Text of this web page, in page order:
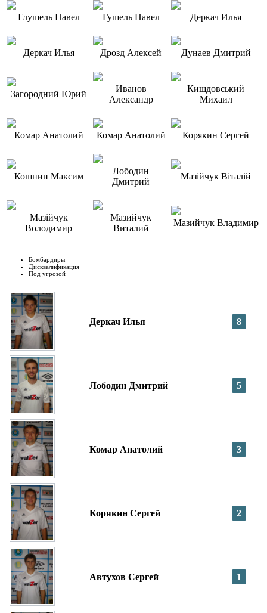
Глушель Павел Гушель Павел Деркач Илья
Деркач Илья Дрозд Алексей Дунаев Дмитрий
Загородний Юрий
Иванов
Александр
Кишдовський
Михаил
Комар Анатолий Комар Анатолий Корякин Сергей
Кошнин Максим
Лободин
Дмитрий
Мазійчук Віталій
Мазійчук
Володимир
Мазийчук
Виталий
Мазийчук Владимир
Бомбардиры
Дисквалификация
Под угрозой
Деркач Илья 8
Лободин Дмитрий 5
Комар Анатолий 3
Корякин Сергей 2
Автухов Сергей 1